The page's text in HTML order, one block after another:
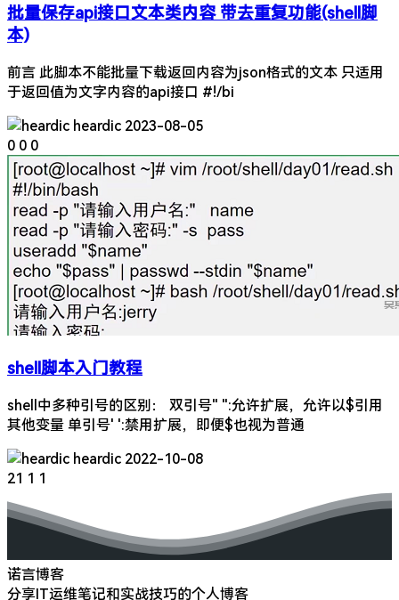
批量保存api接口文本类内容 带去重复功能(shell脚
本)
前言 此脚本不能批量下载返回内容为json格式的文本 只适用
于返回值为文字内容的api接口 #!/bi
heardic 2023-08-05
0 0 0
shell脚本入门教程
shell中多种引号的区别： 双引号" ":允许扩展，允许以$引用
其他变量 单引号' ':禁用扩展，即便$也视为普通
heardic 2022-10-08
21 1 1
诺言博客
分享IT运维笔记和实战技巧的个人博客